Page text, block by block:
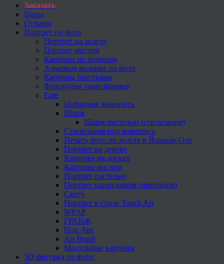
Заказать
Цены
Отзывы
Портрет по фото
Портрет на холсте
Портрет маслом
Картины по номерам
Алмазная мозаика по фото
Картины блестками
Фотокубик трансформер
Еще
Цифровая живопись
Шарж
Шарж пастелью (стилизация)
Стилизация под живопись
Печать фото на холсте в Йошкар-Оле
Портрет на дереве
Картины на досках
Картины маслом
Портрет пастелью
Портрет карандашом (имитация)
Скетч
Портрет в стиле Touch Art
WPAP
ГРАНЖ
Поп Арт
Art Brush
Модульные картины
3D фигурка по фото